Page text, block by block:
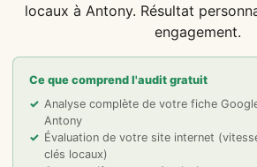
locaux à Antony. Résultat
engagement.
Ce que comprend l'audit gratuit
Analyse complète de votre fiche
Antony
Évaluation de votre site internet
clés locaux)